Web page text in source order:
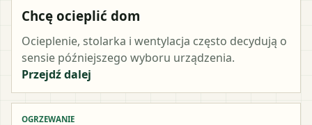
Chcę ocieplić dom
Ocieplenie, stolarka i wentylacja często decydują o
sensie późniejszego wyboru urządzenia.
Przejdź dalej
OGRZEWANIE